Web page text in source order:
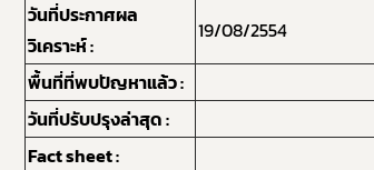
วันที่ประกาศผล
วิเคราะห์ :
19/08/2554
พื้นที่ที่พบปัญหาแล้ว :
วันที่ปรับปรุงล่าสุด :
Fact sheet :